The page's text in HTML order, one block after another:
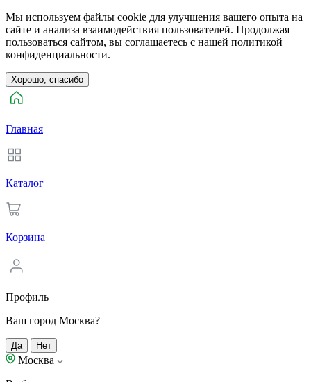
Мы используем файлы cookie для улучшения вашего опыта на
сайте и анализа взаимодействия пользователей. Продолжая
пользоваться сайтом, вы соглашаетесь с нашей политикой
конфиденциальности.
Хорошо, спасибо
Главная
Каталог
Корзина
Профиль
Ваш город Москва?
Да Нет
Москва